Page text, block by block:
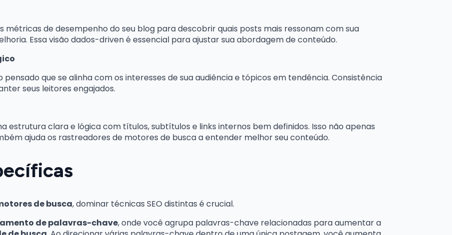
de desempenho do seu blog para descobrir quais posts mais ressonam com sua
Essa visão dados-driven é essencial para ajustar sua abordagem de conteúdo.
que se alinha com os interesses de sua audiência e tópicos em tendência. Consistência
seus leitores engajados.
estrutura clara e lógica com títulos, subtítulos e links internos bem definidos. Isso não apenas
ajuda os rastreadores de motores de busca a entender melhor seu conteúdo.
de busca, dominar técnicas SEO distintas é crucial.
de palavras-chave, onde você agrupa palavras-chave relacionadas para aumentar a